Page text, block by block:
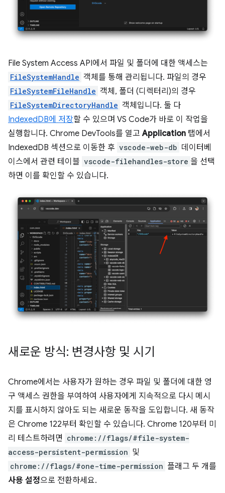
File System Access API에서 파일 및 폴더에 대한 액세스는
FileSystemHandle 객체를 통해 관리됩니다. 파일의 경우
FileSystemFileHandle 객체, 폴더 (디렉터리)의 경우
FileSystemDirectoryHandle 객체입니다. 둘 다
IndexedDB에 저장할 수 있으며 VS Code가 바로 이 작업을
실행합니다. Chrome DevTools를 열고Application 탭에서
IndexedDB 섹션으로 이동한 후 vscode-web-db 데이터베
이스에서 관련 테이블 vscode-filehandles-store 을 선택
하면 이를 확인할 수 있습니다.
새로운 방식: 변경사항 및 시기
Chrome에서는 사용자가 원하는 경우 파일 및 폴더에 대한 영
구 액세스 권한을 부여하여 사용자에게 지속적으로 다시 메시
지를 표시하지 않아도 되는 새로운 동작을 도입합니다. 새 동작
은 Chrome 122부터 확인할 수 있습니다. Chrome 120부터 미
리 테스트하려면 chrome://flags/#file-system-
access-persistent-permission 및
chrome://flags/#one-time-permission 플래그 두 개를
사용 설정으로 전환하세요.